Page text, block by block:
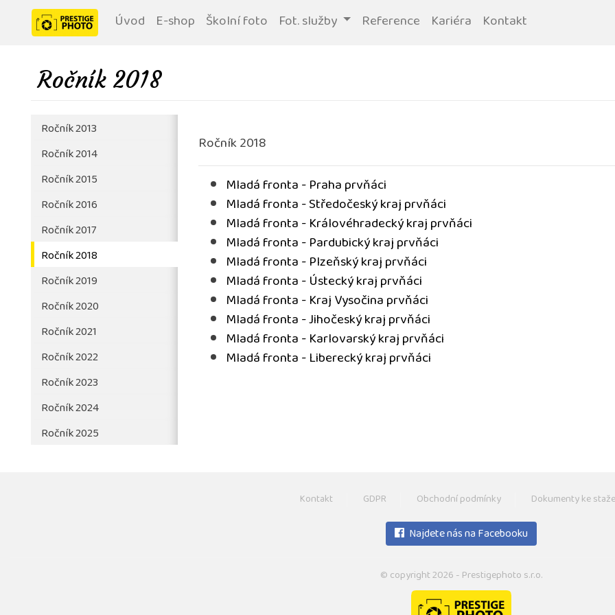
Úvod E-shop Školní foto Fot. služby Reference Kariéra Kontakt
Ročník 2018
Ročník 2013
Ročník 2014
Ročník 2015
Ročník 2016
Ročník 2017
Ročník 2018
Ročník 2019
Ročník 2020
Ročník 2021
Ročník 2022
Ročník 2023
Ročník 2024
Ročník 2025
Ročník 2018
Mladá fronta - Praha prvňáci
Mladá fronta - Středočeský kraj prvňáci
Mladá fronta - Královéhradecký kraj prvňáci
Mladá fronta - Pardubický kraj prvňáci
Mladá fronta - Plzeňský kraj prvňáci
Mladá fronta - Ústecký kraj prvňáci
Mladá fronta - Kraj Vysočina prvňáci
Mladá fronta - Jihočeský kraj prvňáci
Mladá fronta - Karlovarský kraj prvňáci
Mladá fronta - Liberecký kraj prvňáci
Kontakt GDPR Obchodní podmínky Dokumenty ke
Najdete nás na Facebooku
© copyright 2026 - Prestigephoto s.r.o.